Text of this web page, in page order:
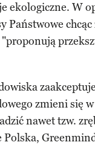
ekologiczne. W
Państwowe
zmieni się
nawet tzw.
Polska,